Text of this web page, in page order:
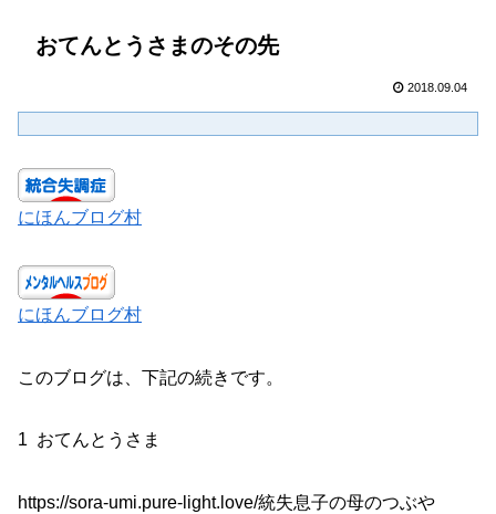
おてんとうさまのその先
2018.09.04
にほんブログ村
にほんブログ村
このブログは、下記の続きです。
1 おてんとうさま
https://sora-umi.pure-light.love/統失息子の母のつぶや